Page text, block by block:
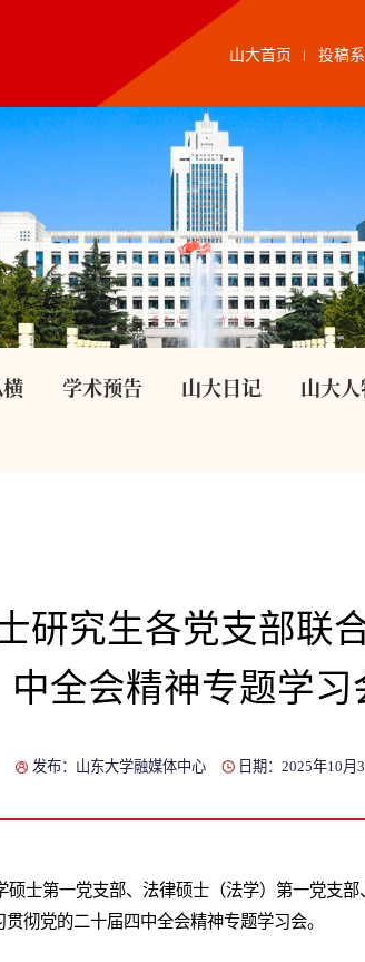
山大首页 投稿
学术预告 山大日记 山大
研究生各党支部联
中全会精神专题学习
发布：山东大学融媒体中心 日期：2025年10月
硕士第一党支部、法律硕士（法学）第一党支
彻党的二十届四中全会精神专题学习会。